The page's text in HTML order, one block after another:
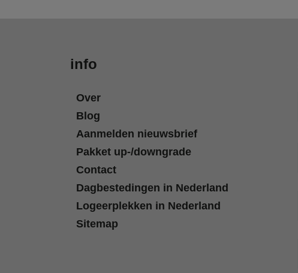
info
Over
Blog
Aanmelden nieuwsbrief
Pakket up-/downgrade
Contact
Dagbestedingen in Nederland
Logeerplekken in Nederland
Sitemap